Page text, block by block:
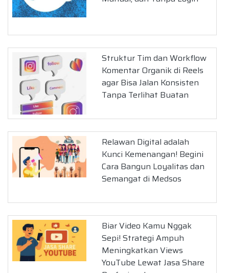
Struktur Tim dan Workflow
Komentar Organik di Reels
agar Bisa Jalan Konsisten
Tanpa Terlihat Buatan
Relawan Digital adalah
Kunci Kemenangan! Begini
Cara Bangun Loyalitas dan
Semangat di Medsos
Biar Video Kamu Nggak
Sepi! Strategi Ampuh
Meningkatkan Views
YouTube Lewat Jasa Share